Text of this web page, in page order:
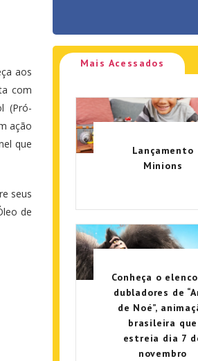
aos
com
(Pró-
ação
que
seus
de
Mais Acessados
Lançamento
Minions
Conheça o
dubladores de
de Noé”,
brasileira que
estreia dia 7
novembro